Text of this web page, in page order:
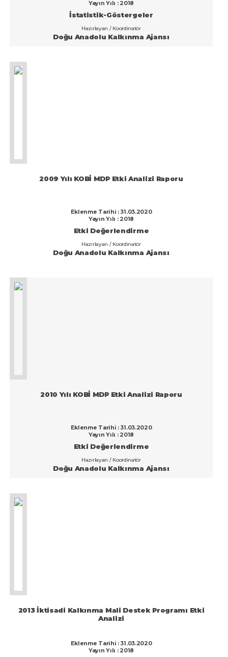
Yayın Yılı : 2018
İstatistik-Göstergeler
Hazırlayan / Koordinatör
Doğu Anadolu Kalkınma Ajansı
2009 Yılı KOBİ MDP Etki Analizi Raporu
Eklenme Tarihi : 31.03.2020
Yayın Yılı : 2018
Etki Değerlendirme
Hazırlayan / Koordinatör
Doğu Anadolu Kalkınma Ajansı
2010 Yılı KOBİ MDP Etki Analizi Raporu
Eklenme Tarihi : 31.03.2020
Yayın Yılı : 2018
Etki Değerlendirme
Hazırlayan / Koordinatör
Doğu Anadolu Kalkınma Ajansı
2013 İktisadi Kalkınma Mali Destek Programı Etki
Analizi
Eklenme Tarihi : 31.03.2020
Yayın Yılı : 2018